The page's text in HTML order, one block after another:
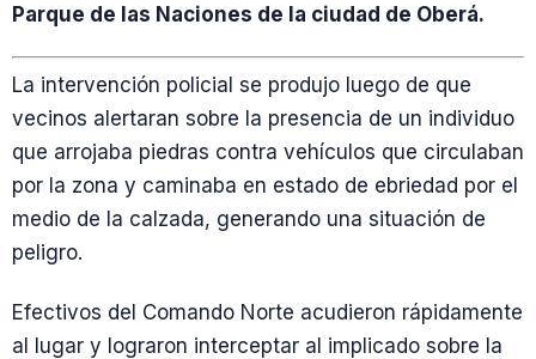
Parque de las Naciones de la ciudad de Oberá.
La intervención policial se produjo luego de que
vecinos alertaran sobre la presencia de un individuo
que arrojaba piedras contra vehículos que circulaban
por la zona y caminaba en estado de ebriedad por el
medio de la calzada, generando una situación de
peligro.
Efectivos del Comando Norte acudieron rápidamente
al lugar y lograron interceptar al implicado sobre la